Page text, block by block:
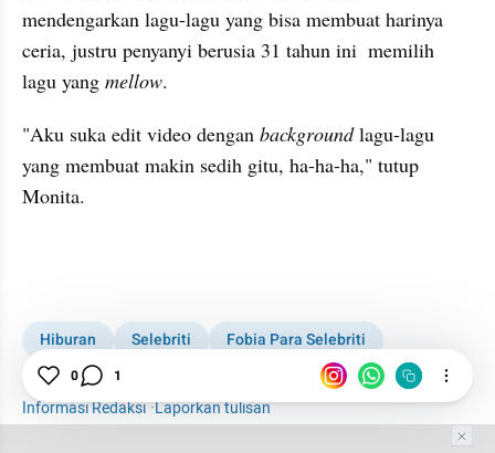
mendengarkan lagu-lagu yang bisa membuat harinya
ceria, justru penyanyi berusia 31 tahun ini  memilih
lagu yang mellow.
"Aku suka edit video dengan background lagu-lagu
yang membuat makin sedih gitu, ha-ha-ha," tutup
Monita.
Hiburan Selebriti
Fobia Para Selebriti
Monita Tahalea
Informasi Redaksi·Laporkan tulisan
0 1